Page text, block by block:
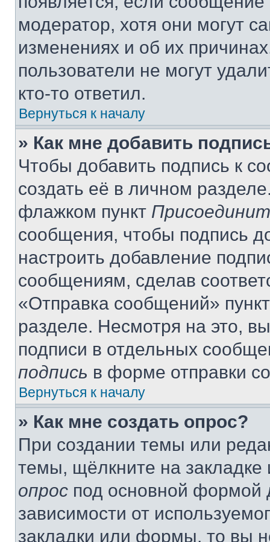
модератор, хотя они могут
изменениях и об их
пользователи не могут
кто-то ответил.
Вернуться к началу
» Как мне добавить
Чтобы добавить подпись к
создать её в личном
флажком пункт
сообщения, чтобы подпись
настроить добавление
сообщениям, сделав
«Отправка сообщений»
разделе. Несмотря на это,
подписи в отдельных
подпись в форме отправки
Вернуться к началу
» Как мне создать опрос?
При создании темы или
темы, щёлкните на
опрос под основной формой
зависимости от
закладки или формы, то вы